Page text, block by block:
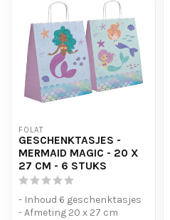
FOLAT
GESCHENKTASJES -
MERMAID MAGIC - 20 X
27 CM - 6 STUKS
- Inhoud 6 geschenktasjes
- Afmeting 20 x 27 cm